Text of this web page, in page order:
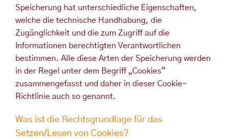
Speicherung hat unterschiedliche Eigenschaften,
welche die technische Handhabung, die
Zugänglichkeit und die zum Zugriff auf die
Informationen berechtigten Verantwortlichen
bestimmen. Alle diese Arten der Speicherung werden
in der Regel unter dem Begriff „Cookies“
zusammengefasst und daher in dieser Cookie-
Richtlinie auch so genannt.
Was ist die Rechtsgrundlage für das
Setzen/Lesen von Cookies?